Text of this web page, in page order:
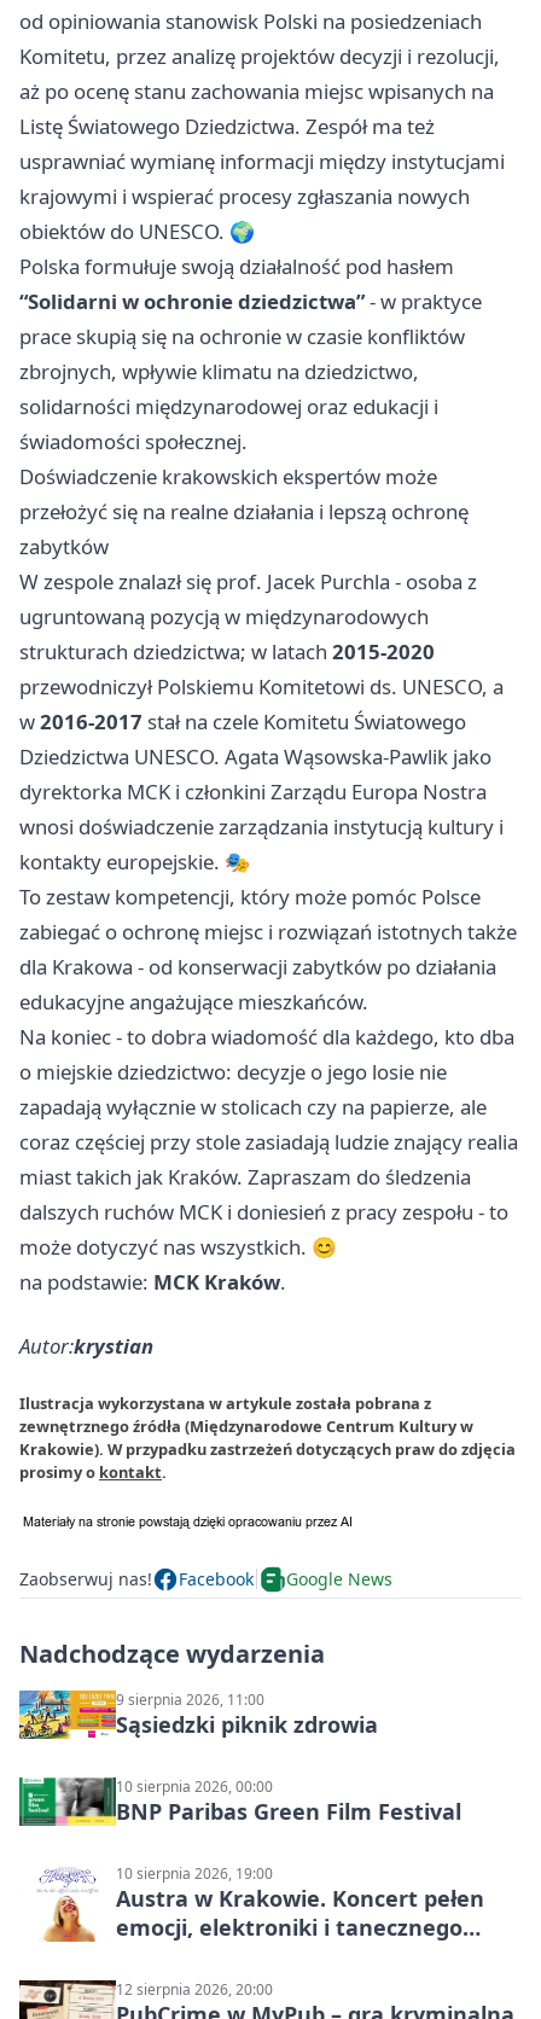
od opiniowania stanowisk Polski na posiedzeniach
Komitetu, przez analizę projektów decyzji i rezolucji,
aż po ocenę stanu zachowania miejsc wpisanych na
Listę Światowego Dziedzictwa. Zespół ma też
usprawniać wymianę informacji między instytucjami
krajowymi i wspierać procesy zgłaszania nowych
obiektów do UNESCO. 🌍
Polska formułuje swoją działalność pod hasłem
“Solidarni w ochronie dziedzictwa”- w praktyce
prace skupią się na ochronie w czasie konfliktów
zbrojnych, wpływie klimatu na dziedzictwo,
solidarności międzynarodowej oraz edukacji i
świadomości społecznej.
Doświadczenie krakowskich ekspertów może
przełożyć się na realne działania i lepszą ochronę
zabytków
W zespole znalazł się prof. Jacek Purchla - osoba z
ugruntowaną pozycją w międzynarodowych
strukturach dziedzictwa; w latach 2015-2020
przewodniczył Polskiemu Komitetowi ds. UNESCO, a
w2016-2017 stał na czele Komitetu Światowego
Dziedzictwa UNESCO. Agata Wąsowska-Pawlik jako
dyrektorka MCK i członkini Zarządu Europa Nostra
wnosi doświadczenie zarządzania instytucją kultury i
kontakty europejskie. 🎭
To zestaw kompetencji, który może pomóc Polsce
zabiegać o ochronę miejsc i rozwiązań istotnych także
dla Krakowa - od konserwacji zabytków po działania
edukacyjne angażujące mieszkańców.
Na koniec - to dobra wiadomość dla każdego, kto dba
o miejskie dziedzictwo: decyzje o jego losie nie
zapadają wyłącznie w stolicach czy na papierze, ale
coraz częściej przy stole zasiadają ludzie znający realia
miast takich jak Kraków. Zapraszam do śledzenia
dalszych ruchów MCK i doniesień z pracy zespołu - to
może dotyczyć nas wszystkich. 😊
na podstawie: MCK Kraków.
Autor:krystian
Ilustracja wykorzystana w artykule została pobrana z
zewnętrznego źródła (Międzynarodowe Centrum Kultury w
Krakowie). W przypadku zastrzeżeń dotyczących praw do zdjęcia
prosimy o kontakt.
Zaobserwuj nas! Facebook Google News
Nadchodzące wydarzenia
9 sierpnia 2026, 11:00
Sąsiedzki piknik zdrowia
10 sierpnia 2026, 00:00
BNP Paribas Green Film Festival
10 sierpnia 2026, 19:00
Austra w Krakowie. Koncert pełen
emocji, elektroniki i tanecznego
12 sierpnia 2026, 20:00